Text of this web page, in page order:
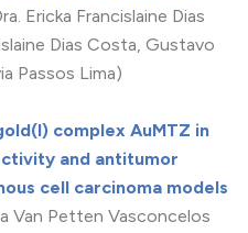
Ericka Francislaine Dias
Dias Costa, Gustavo
Passos Lima)
complex AuMTZ in
and antitumor
cell carcinoma models
Van Petten Vasconcelos